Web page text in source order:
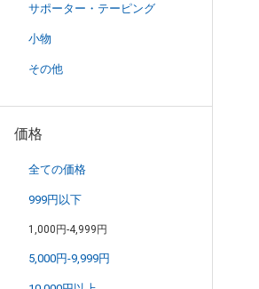
サポーター・テーピング
小物
その他
価格
全ての価格
999円以下
1,000円-4,999円
5,000円-9,999円